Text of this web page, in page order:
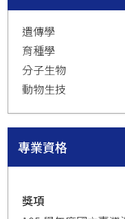
遺傳學
育種學
分子生物
動物生技
專業資格
獎項